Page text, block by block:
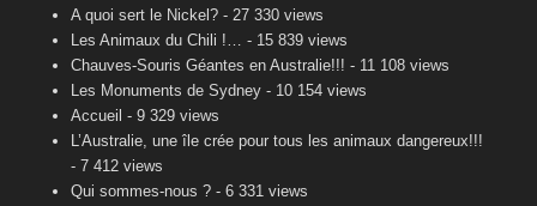
A quoi sert le Nickel? - 27 330 views
Les Animaux du Chili !…
- 15 839 views
Chauves-Souris Géantes en Australie!!! - 11 108 views
Les Monuments de Sydney - 10 154 views
Accueil - 9 329 views
L’Australie, une île crée pour tous les animaux dangereux!!!
- 7 412 views
Qui sommes-nous ? - 6 331 views